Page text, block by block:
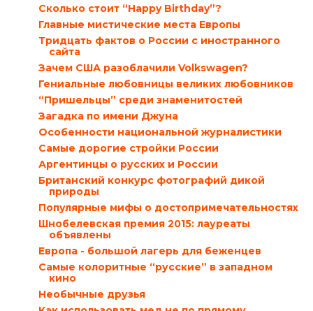
Сколько стоит “Happy Birthday”?
Главные мистические места Европы
Тридцать фактов о России с иностранного
сайта
Зачем США разоблачили Volkswagen?
Гениальные любовницы великих любовников
“Пришельцы” среди знаменитостей
Загадка по имени Джуна
Особенности национальной журналистики
Самые дорогие стройки России
Аргентинцы о русских и России
Британский конкурс фотографий дикой
природы
Популярные мифы о достопримечательностях
Шнобелевская премия 2015: лауреаты
объявлены
Европа - большой лагерь для беженцев
Самые колоритные “русские” в западном
кино
Необычные друзья